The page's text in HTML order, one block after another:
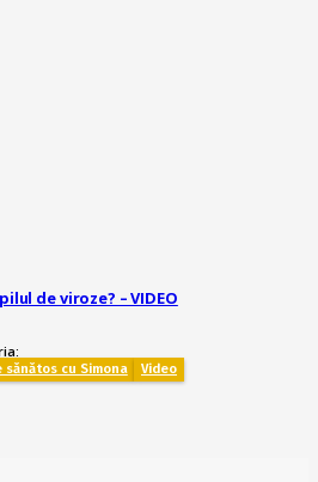
de viroze? – VIDEO
sănătos cu Simona Video